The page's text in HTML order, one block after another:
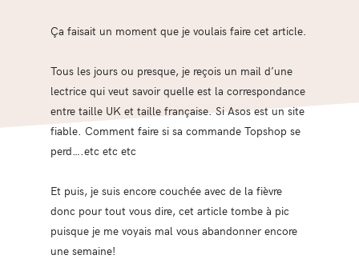
Ça faisait un moment que je voulais faire cet article.
Tous les jours ou presque, je reçois un mail d’une
lectrice qui veut savoir quelle est la correspondance
entre taille UK et taille française. Si Asos est un site
fiable. Comment faire si sa commande Topshop se
perd….etc etc etc
Et puis, je suis encore couchée avec de la fièvre
donc pour tout vous dire, cet article tombe à pic
puisque je me voyais mal vous abandonner encore
une semaine!